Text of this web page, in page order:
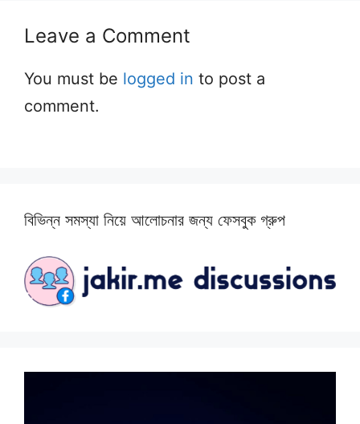
Leave a Comment
You must be logged in to post a
comment.
বিভিন্ন সমস্যা নিয়ে আলোচনার জন্য ফেসবুক গ্রুপ